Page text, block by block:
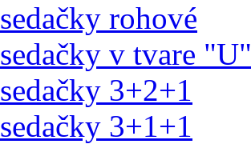
sedačky rohové
sedačky v tvare "U"
sedačky 3+2+1
sedačky 3+1+1